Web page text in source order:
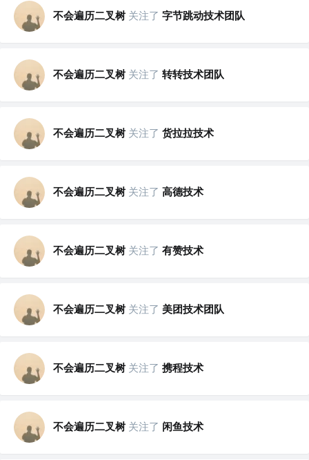
不会遍历二叉树 关注了 字节跳动技术团队
不会遍历二叉树 关注了 转转技术团队
不会遍历二叉树 关注了 货拉拉技术
不会遍历二叉树 关注了 高德技术
不会遍历二叉树 关注了 有赞技术
不会遍历二叉树 关注了 美团技术团队
不会遍历二叉树 关注了 携程技术
不会遍历二叉树 关注了 闲鱼技术